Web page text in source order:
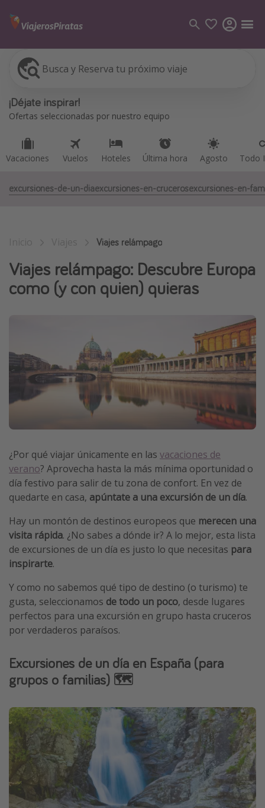
Busca y Reserva tu próximo viaje
¡Déjate inspirar!
Ofertas seleccionadas por nuestro equipo
Vacaciones Vuelos Hoteles Última hora Agosto Todo
Vacaciones
Vuelos
Viajes
Grecia
Marruecos
Islas Baleares
Maldivas
Albania
Inspiración para viajes
Camping
Glamping
Viajes en tren
Viajar sola como mujer
Viajes en familia
Vacaciones de Playa
Viajes para singles
Escapadas románticas
Más temas
Cruceros por el Mediterráneo
Hoteles más hot de España
Parques de atracciones
Viaja con musicales
El Rey León el musical
Harry Potter en Londres y otros destinos
Eventos deportivos
excursiones-de-un-diaexcursiones-en-crucerosexcursiones-en-
Viajes relámpago
Viajes relámpago: Descubre Europa
como (y con quien) quieras
¿Por qué viajar únicamente en las vacaciones de
verano? Aprovecha hasta la más mínima oportunidad o
día festivo para salir de tu zona de confort. En vez de
quedarte en casa, apúntate a una excursión de un día.
Hay un montón de destinos europeos que merecen una
visita rápida. ¿No sabes a dónde ir? A lo mejor, esta lista
de excursiones de un día es justo lo que necesitas para
inspirarte.
Y como no sabemos qué tipo de destino (o turismo) te
gusta, seleccionamos de todo un poco, desde lugares
perfectos para una excursión en grupo hasta cruceros
por verdaderos paraísos.
Excursiones de un día en España (para
grupos o familias) 🗺️